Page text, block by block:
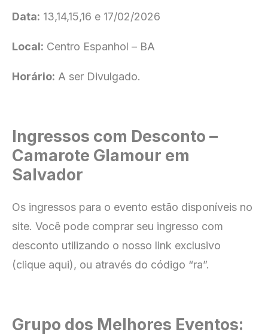
Data: 13,14,15,16 e 17/02/2026
Local: Centro Espanhol – BA
Horário: A ser Divulgado.
Ingressos com Desconto –
Camarote Glamour em
Salvador
Os ingressos para o evento estão disponíveis no
site. Você pode comprar seu ingresso com
desconto utilizando o nosso link exclusivo
(clique aqui), ou através do código “ra”.
Grupo dos Melhores Eventos: